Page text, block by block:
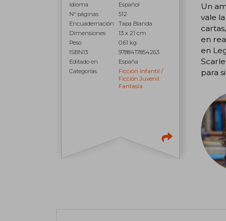
Idioma
Español
N° páginas
512
Encuadernación
Tapa Blanda
Dimensiones
13 x 21 cm
Peso
0.61 kg.
ISBN13
9788417854263
Editado en
España
Categorías
Ficción Infantil /
Ficción Juvenil:
Fantasía
Un
vale
en
en
para